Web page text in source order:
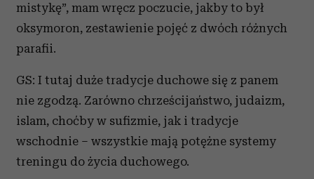
mistykę”, mam wręcz poczucie, jakby to był
oksymoron, zestawienie pojęć z dwóch różnych
parafii.
GS: I tutaj duże tradycje duchowe się z panem
nie zgodzą. Zarówno chrześcijaństwo, judaizm,
islam, choćby w sufizmie, jak i tradycje
wschodnie – wszystkie mają potężne systemy
treningu do życia duchowego.